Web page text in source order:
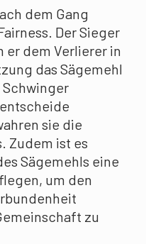
dem Gang
Der Sieger
er dem Verlierer in
das Sägemehl
sie die
Zudem ist es
Sägemehls eine
um den
zu